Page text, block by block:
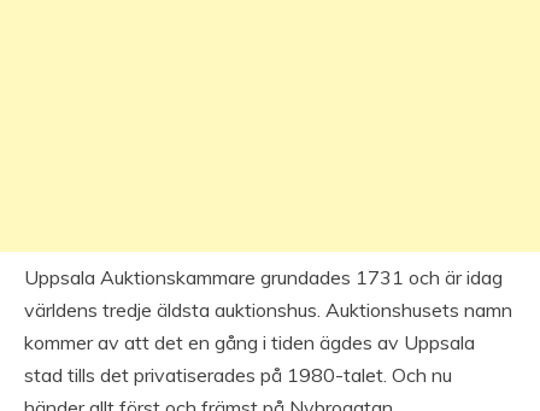
Uppsala Auktionskammare grundades 1731 och är idag
världens tredje äldsta auktionshus. Auktionshusets namn
kommer av att det en gång i tiden ägdes av Uppsala
stad tills det privatiserades på 1980-talet. Och nu